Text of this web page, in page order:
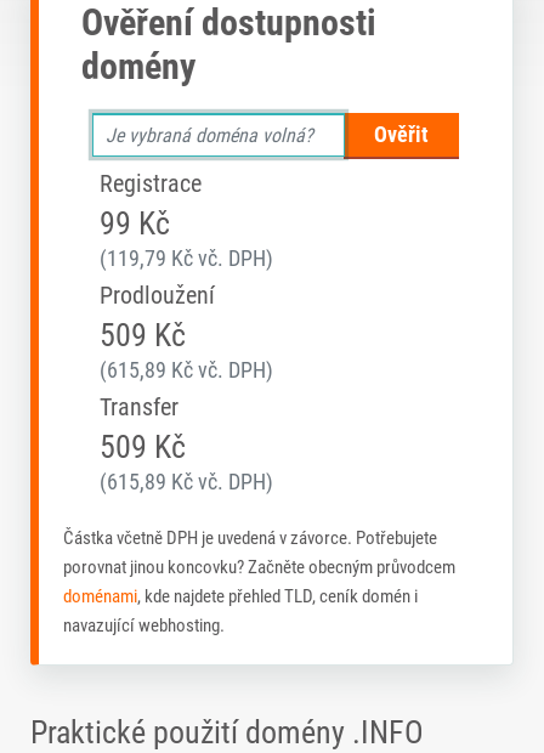
Ověření dostupnosti
domény
Ověřit
Registrace
99 Kč
(119,79 Kč vč. DPH)
Prodloužení
509 Kč
(615,89 Kč vč. DPH)
Transfer
509 Kč
(615,89 Kč vč. DPH)
Částka včetně DPH je uvedená v závorce. Potřebujete
porovnat jinou koncovku? Začněte obecným průvodcem
doménami, kde najdete přehled TLD, ceník domén i
navazující webhosting.
Praktické použití domény .INFO